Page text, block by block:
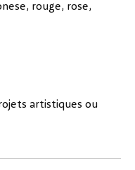
rouge, rose,
artistiques ou